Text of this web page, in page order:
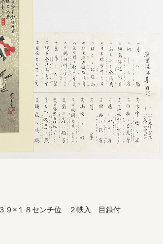
９×１８センチ位 ２帙入 目録付